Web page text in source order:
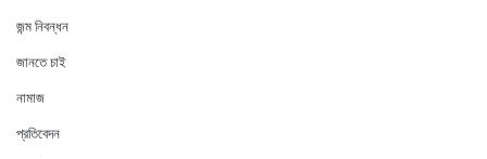
জন্ম নিবন্ধন
জানতে চাই
নামাজ
প্রতিবেদন